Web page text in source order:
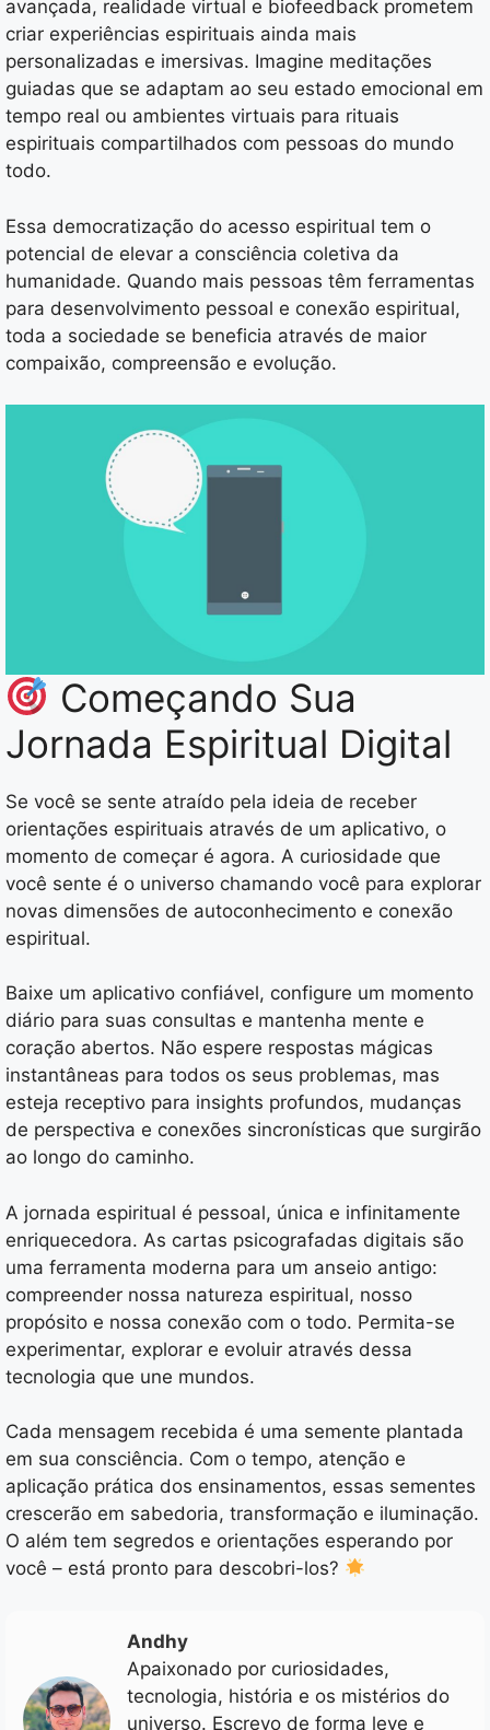
avançada, realidade virtual e biofeedback prometem
criar experiências espirituais ainda mais
personalizadas e imersivas. Imagine meditações
guiadas que se adaptam ao seu estado emocional em
tempo real ou ambientes virtuais para rituais
espirituais compartilhados com pessoas do mundo
todo.
Essa democratização do acesso espiritual tem o
potencial de elevar a consciência coletiva da
humanidade. Quando mais pessoas têm ferramentas
para desenvolvimento pessoal e conexão espiritual,
toda a sociedade se beneficia através de maior
compaixão, compreensão e evolução.
Começando Sua
Jornada Espiritual Digital
Se você se sente atraído pela ideia de receber
orientações espirituais através de um aplicativo, o
momento de começar é agora. A curiosidade que
você sente é o universo chamando você para explorar
novas dimensões de autoconhecimento e conexão
espiritual.
Baixe um aplicativo confiável, configure um momento
diário para suas consultas e mantenha mente e
coração abertos. Não espere respostas mágicas
instantâneas para todos os seus problemas, mas
esteja receptivo para insights profundos, mudanças
de perspectiva e conexões sincronísticas que surgirão
ao longo do caminho.
A jornada espiritual é pessoal, única e infinitamente
enriquecedora. As cartas psicografadas digitais são
uma ferramenta moderna para um anseio antigo:
compreender nossa natureza espiritual, nosso
propósito e nossa conexão com o todo. Permita-se
experimentar, explorar e evoluir através dessa
tecnologia que une mundos.
Cada mensagem recebida é uma semente plantada
em sua consciência. Com o tempo, atenção e
aplicação prática dos ensinamentos, essas sementes
crescerão em sabedoria, transformação e iluminação.
O além tem segredos e orientações esperando por
você – está pronto para descobri-los?
Andhy
Apaixonado por curiosidades,
tecnologia, história e os mistérios do
universo. Escrevo de forma leve e